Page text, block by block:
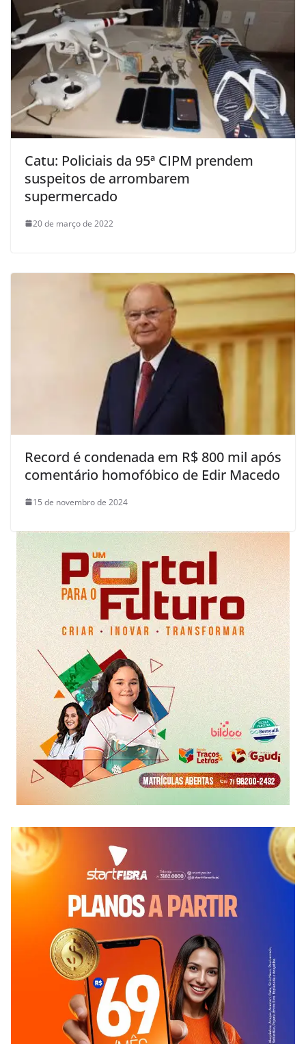
Catu: Policiais da 95ª CIPM prendem
suspeitos de arrombarem
supermercado
20 de março de 2022
Record é condenada em R$ 800 mil após
comentário homofóbico de Edir Macedo
15 de novembro de 2024